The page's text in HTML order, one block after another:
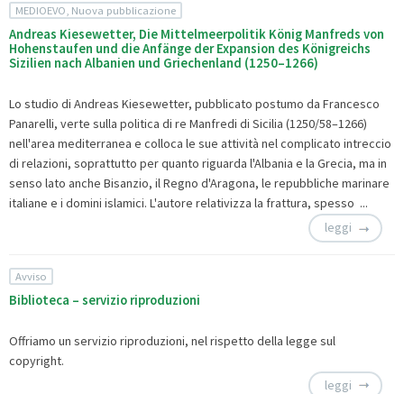
MEDIOEVO, Nuova pubblicazione
Andreas Kiesewetter, Die Mittelmeerpolitik König Manfreds von
Hohenstaufen und die Anfänge der Expansion des Königreichs
Sizilien nach Albanien und Griechenland (1250–1266)
Lo studio di Andreas Kiesewetter, pubblicato postumo da Francesco
Panarelli, verte sulla politica di re Manfredi di Sicilia (1250/58–1266)
nell'area mediterranea e colloca le sue attività nel complicato intreccio
di relazioni, soprattutto per quanto riguarda l'Albania e la Grecia, ma in
senso lato anche Bisanzio, il Regno d'Aragona, le repubbliche marinare
italiane e i domini islamici. L'autore relativizza la frattura, spesso ...
leggi
Avviso
Biblioteca – servizio riproduzioni
Offriamo un servizio riproduzioni, nel rispetto della legge sul
copyright.
leggi